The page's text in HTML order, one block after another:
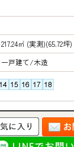
217.24㎡ (実測)(65.72坪)
一戸建て/木造